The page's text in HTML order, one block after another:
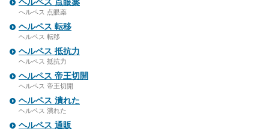
ヘルペス 点眼薬
ヘルペス 点眼薬
ヘルペス 転移
ヘルペス 転移
ヘルペス 抵抗力
ヘルペス 抵抗力
ヘルペス 帝王切開
ヘルペス 帝王切開
ヘルペス 潰れた
ヘルペス 潰れた
ヘルペス 通販